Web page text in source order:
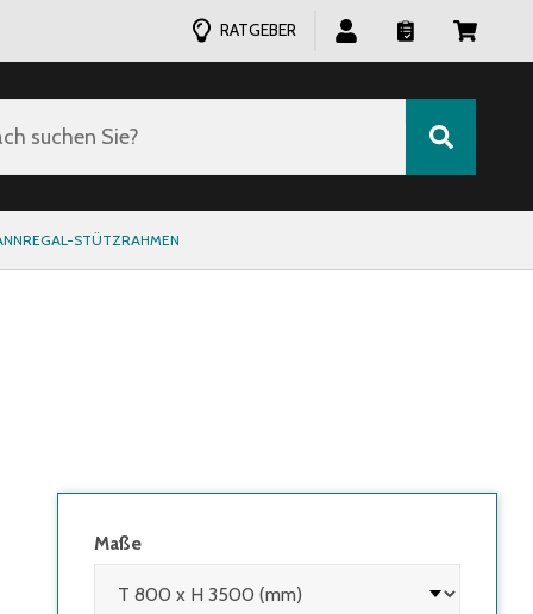
RATGEBER
suchen Sie?
STÜTZRAHMEN
Maße